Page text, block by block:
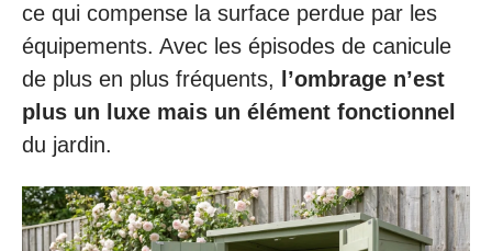
ce qui compense la surface perdue par les
équipements. Avec les épisodes de canicule
de plus en plus fréquents,
l’ombrage n’est
plus un luxe mais un élément fonctionnel
du jardin.